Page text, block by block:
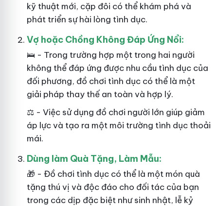
kỹ thuật mới, cặp đôi có thể khám phá và
phát triển sự hài lòng tình dục.
Vợ hoặc Chồng Không Đáp Ứng Nổi:
🛌 - Trong trường hợp một trong hai người
không thể đáp ứng được nhu cầu tình dục của
đối phương, đồ chơi tình dục có thể là một
giải pháp thay thế an toàn và hợp lý.
⚖️ - Việc sử dụng đồ chơi người lớn giúp giảm
áp lực và tạo ra một môi trường tình dục thoải
mái.
Dùng làm Quà Tặng, Làm Mẫu:
🎁 - Đồ chơi tình dục có thể là một món quà
tặng thú vị và độc đáo cho đối tác của bạn
trong các dịp đặc biệt như sinh nhật, lễ kỷ